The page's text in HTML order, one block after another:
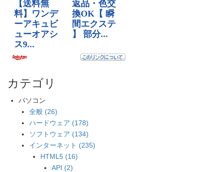
カテゴリ
パソコン
全般 (26)
ハードウェア (178)
ソフトウェア (134)
インターネット (235)
HTML5 (16)
API (2)